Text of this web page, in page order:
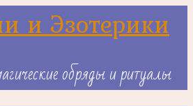
и Эзотерики
обряды и ритуалы